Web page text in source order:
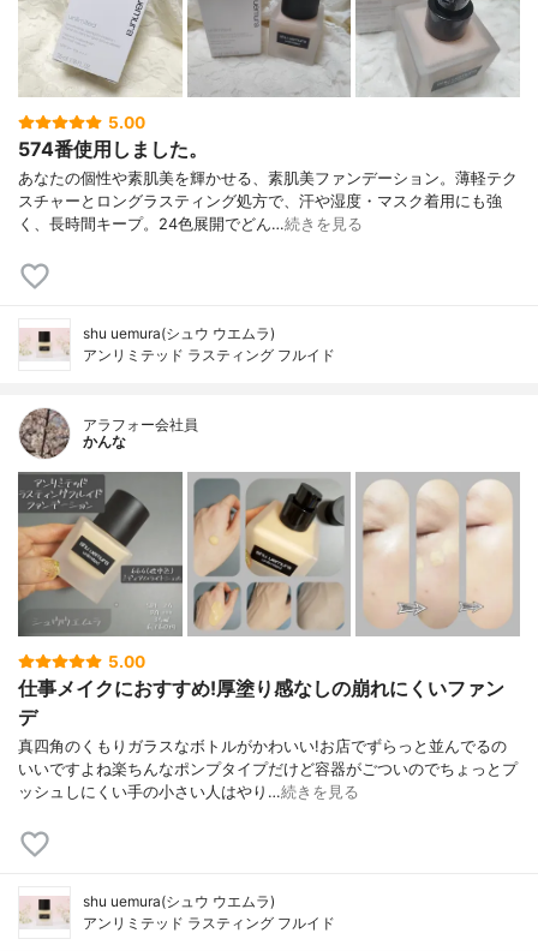
5.00
574番使用しました。
あなたの個性や素肌美を輝かせる、素肌美ファンデーション。薄軽テク
スチャーとロングラスティング処方で、汗や湿度・マスク着用にも強
く、長時間キープ。24色展開でどん…続きを見る
shu uemura(シュウ ウエムラ)
アンリミテッド ラスティング フルイド
アラフォー会社員
かんな
5.00
仕事メイクにおすすめ!厚塗り感なしの崩れにくいファン
デ
真四角のくもりガラスなボトルがかわいい!お店でずらっと並んでるの
いいですよね楽ちんなポンプタイプだけど容器がごついのでちょっとプ
ッシュしにくい手の小さい人はやり…続きを見る
shu uemura(シュウ ウエムラ)
アンリミテッド ラスティング フルイド